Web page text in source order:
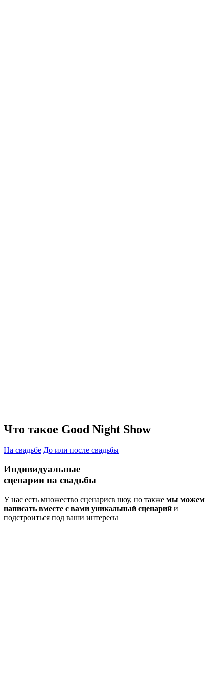
Что такое Good Night Show
На свадьбе До или после свадьбы
Индивидуальные
сценарии на свадьбы
У нас есть множество сценариев шоу, но также мы можем
написать вместе с вами уникальный сценарий и
подстроиться под ваши интересы